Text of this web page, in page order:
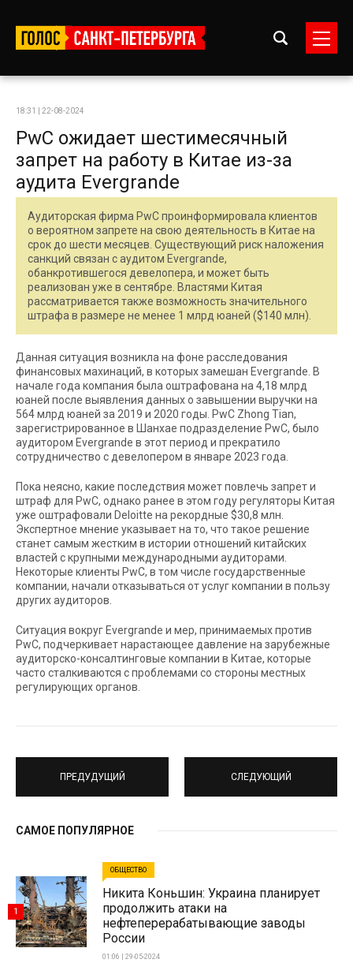
18:31 | 22-08-2024
PwC ожидает шестимесячный
запрет на работу в Китае из-за
аудита Evergrande
Аудиторская фирма PwC проинформировала клиентов
о вероятном запрете на свою деятельность в Китае на
срок до шести месяцев. Существующий риск наложения
санкций связан с аудитом Evergrande,
обанкротившегося девелопера, и может быть
реализован уже в сентябре. Властями Китая
рассматривается также возможность значительного
штрафа в размере не менее 1 млрд юаней ($140 млн).
Данная ситуация возникла на фоне расследования
финансовых махинаций, в которых замешан Evergrande. В
начале года компания была оштрафована на 4,18 млрд
юаней после выявления данных о завышении выручки на
564 млрд юаней за 2019 и 2020 годы. PwC Zhong Tian,
зарегистрированное в Шанхае подразделение PwC, было
аудитором Evergrande в этот период и прекратило
сотрудничество с девелопером в январе 2023 года.
Пока неясно, какие последствия может повлечь запрет и
штраф для PwC, однако ранее в этом году регуляторы Китая
уже оштрафовали Deloitte на рекордные $30,8 млн.
Экспертное мнение указывает на то, что такое решение
станет самым жестким в истории отношений китайских
властей с крупными международными аудиторами.
Некоторые клиенты PwC, в том числе государственные
компании, начали отказываться от услуг компании в пользу
других аудиторов.
Ситуация вокруг Evergrande и мер, принимаемых против
PwC, подчеркивает нарастающее давление на зарубежные
аудиторско-консалтинговые компании в Китае, которые
часто сталкиваются с проблемами со стороны местных
регулирующих органов.
ПРЕДУДУЩИЙ СЛЕДУЮЩИЙ
САМОЕ ПОПУЛЯРНОЕ
ОБЩЕСТВО
Никита Коньшин: Украина планирует
продолжить атаки на
нефтеперерабатывающие заводы
России
01:06 | 29-05-2024
1